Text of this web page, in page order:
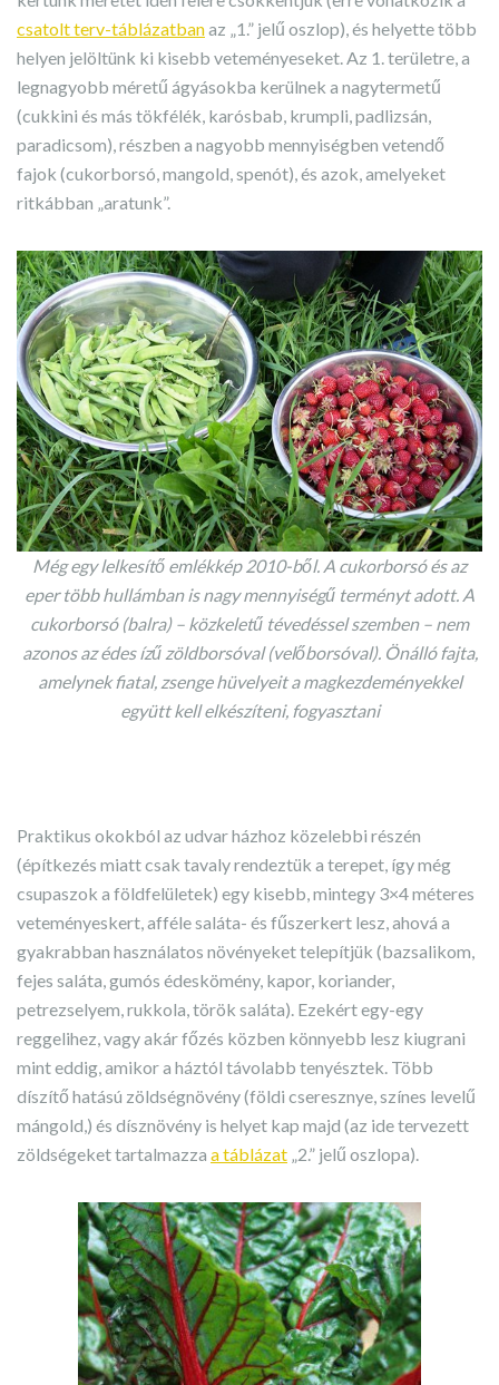
csatolt terv-táblázatbanaz „1.” jelű oszlop), és helyette több
helyen jelöltünk ki kisebb veteményeseket. Az 1. területre, a
legnagyobb méretű ágyásokba kerülnek a nagytermetű
(cukkini és más tökfélék, karósbab, krumpli, padlizsán,
paradicsom), részben a nagyobb mennyiségben vetendő
fajok (cukorborsó, mangold, spenót), és azok, amelyeket
ritkábban „aratunk”.
Még egy lelkesítő emlékkép 2010-ből. A cukorborsó és az
eper több hullámban is nagy mennyiségű terményt adott. A
cukorborsó (balra) – közkeletű tévedéssel szemben – nem
azonos az édes ízű zöldborsóval (velőborsóval). Önálló fajta,
amelynek fiatal, zsenge hüvelyeit a magkezdeményekkel
együtt kell elkészíteni, fogyasztani
Praktikus okokból az udvar házhoz közelebbi részén
(építkezés miatt csak tavaly rendeztük a terepet, így még
csupaszok a földfelületek) egy kisebb, mintegy 3×4 méteres
veteményeskert, afféle saláta- és fűszerkert lesz, ahová a
gyakrabban használatos növényeket telepítjük (bazsalikom,
fejes saláta, gumós édeskömény, kapor, koriander,
petrezselyem, rukkola, török saláta). Ezekért egy-egy
reggelihez, vagy akár főzés közben könnyebb lesz kiugrani
mint eddig, amikor a háztól távolabb tenyésztek. Több
díszítő hatású zöldségnövény (földi cseresznye, színes levelű
mángold,) és dísznövény is helyet kap majd (az ide tervezett
zöldségeket tartalmazza a táblázat „2.” jelű oszlopa).